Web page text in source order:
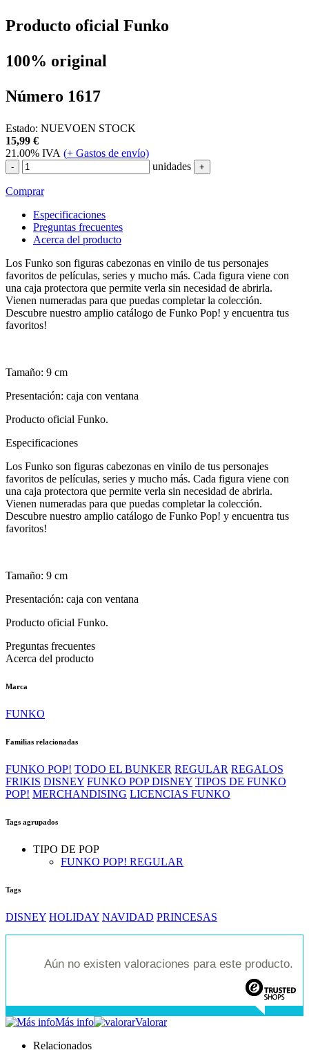
Producto oficial Funko
100% original
Número 1617
Estado: NUEVOEN STOCK
15,99 €
21.00% IVA (+ Gastos de envío)
- unidades +
Comprar
Especificaciones
Preguntas frecuentes
Acerca del producto
Los Funko son figuras cabezonas en vinilo de tus personajes
favoritos de películas, series y mucho más. Cada figura viene con
una caja protectora que permite verla sin necesidad de abrirla.
Vienen numeradas para que puedas completar la colección.
Descubre nuestro amplio catálogo de Funko Pop! y encuentra tus
favoritos!
Tamaño: 9 cm
Presentación: caja con ventana
Producto oficial Funko.
Especificaciones
Los Funko son figuras cabezonas en vinilo de tus personajes
favoritos de películas, series y mucho más. Cada figura viene con
una caja protectora que permite verla sin necesidad de abrirla.
Vienen numeradas para que puedas completar la colección.
Descubre nuestro amplio catálogo de Funko Pop! y encuentra tus
favoritos!
Tamaño: 9 cm
Presentación: caja con ventana
Producto oficial Funko.
Preguntas frecuentes
Acerca del producto
Marca
FUNKO
Familias relacionadas
FUNKO POP! TODO EL BUNKER REGULAR REGALOS
FRIKIS DISNEY FUNKO POP DISNEY TIPOS DE FUNKO
POP! MERCHANDISING LICENCIAS FUNKO
Tags agrupados
TIPO DE POP
FUNKO POP! REGULAR
Tags
DISNEY HOLIDAY NAVIDAD PRINCESAS
Aún no existen valoraciones para este producto.
Más info
Valorar
Relacionados